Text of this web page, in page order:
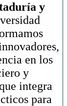
y
en los
y
integra
para